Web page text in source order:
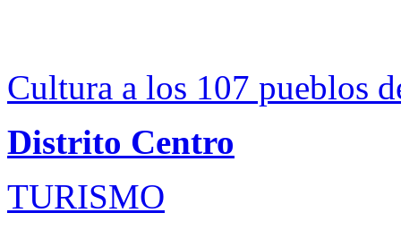
Cultura a los 107 pueblos
Distrito Centro
TURISMO